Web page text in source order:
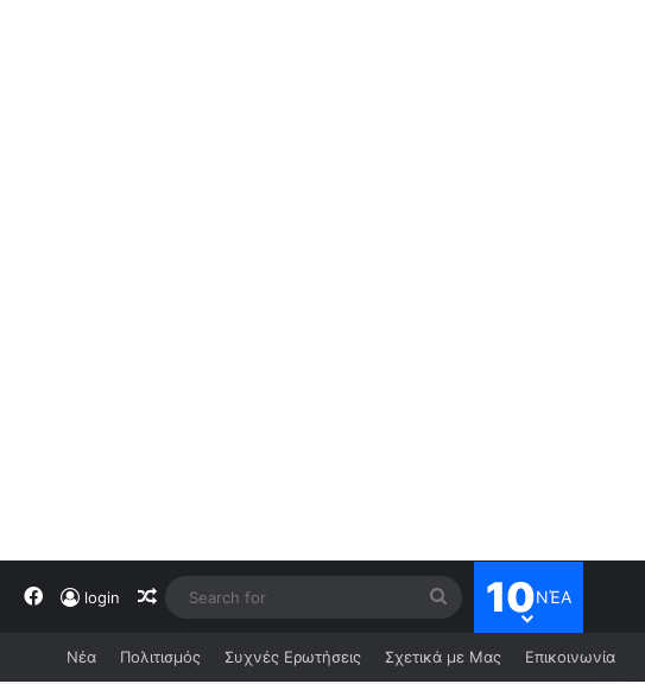
login 10ΝΈΑ
Νέα Πολιτισμός Συχνές Ερωτήσεις Σχετικά με Μας Επικοινωνία